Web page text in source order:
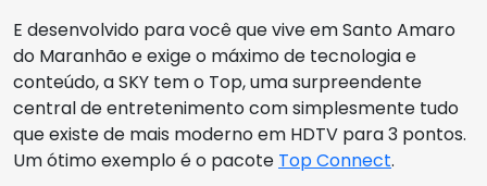
E desenvolvido para você que vive em Santo Amaro
do Maranhão e exige o máximo de tecnologia e
conteúdo, a SKY tem o Top, uma surpreendente
central de entretenimento com simplesmente tudo
que existe de mais moderno em HDTV para 3 pontos.
Um ótimo exemplo é o pacote Top Connect.